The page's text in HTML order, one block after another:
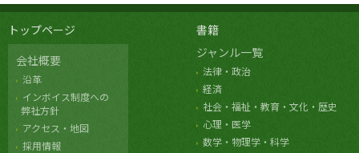
トップページ
会社概要
沿革
インボイス制度への
弊社方針
アクセス・地図
採用情報
書籍
ジャンル一覧
法律・政治
経済
社会・福祉・教育・文化・歴史
心理・医学
数学・物理学・科学